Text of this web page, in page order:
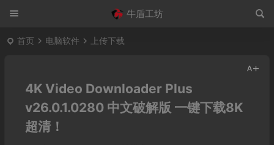
牛盾工坊
首页 电脑软件 上传下载
4K Video Downloader Plus
v26.0.1.0280 中文破解版 一键下载8K
超清！